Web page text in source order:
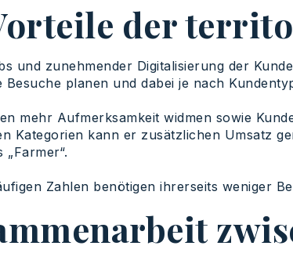
der
und zunehmender Digitalisierung der
planen und dabei je nach
mehr Aufmerksamkeit widmen sowie
Kategorien kann er zusätzlichen Umsatz
Zahlen benötigen ihrerseits weniger